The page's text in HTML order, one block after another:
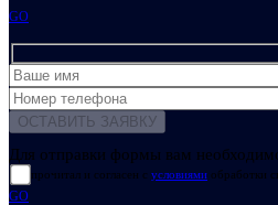
GO
Для отправки формы вам
прочитал и согласен с условиями обработки
GO